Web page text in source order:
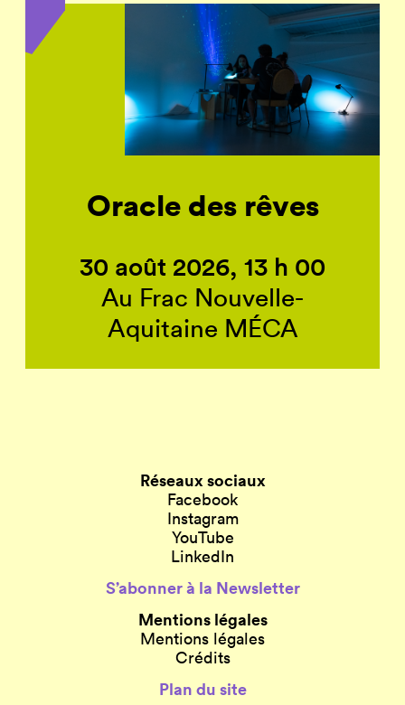
Oracle des rêves
30 août 2026, 13 h 00
Au Frac Nouvelle-
Aquitaine MÉCA
Réseaux sociaux
Facebook
Instagram
YouTube
LinkedIn
S’abonner à la Newsletter
Mentions légales
Mentions légales
Crédits
Plan du site